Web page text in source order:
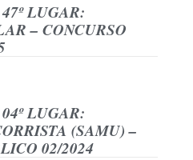
LUGAR:
– CONCURSO
LUGAR:
(SAMU) –
02/2024